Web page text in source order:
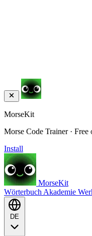
MorseKit
Morse Code Trainer ·
Install
MorseKit
Wörterbuch Akademie